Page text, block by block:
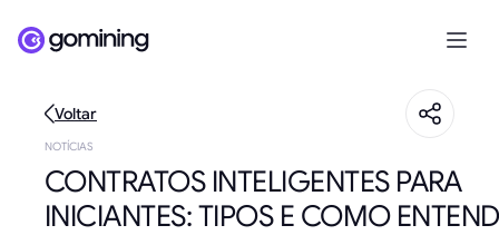
Voltar
NOTÍCIAS
CONTRATOS INTELIGENTES PARA
INICIANTES: TIPOS E COMO